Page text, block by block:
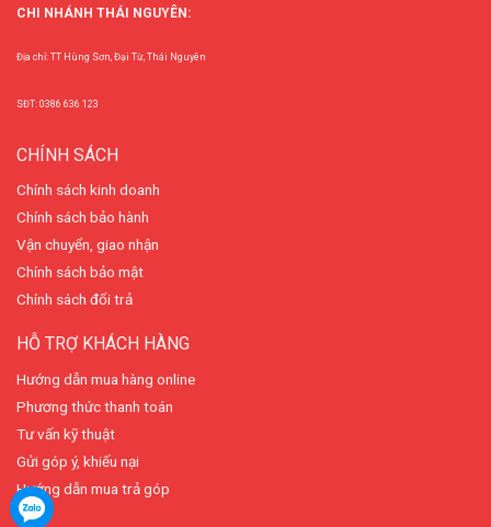
CHI NHÁNH THÁI NGUYÊN:
Địa chỉ: TT Hùng Sơn, Đại Từ, Thái Nguyên
SĐT: 0386 636 123
CHÍNH SÁCH
Chính sách kinh doanh
Chính sách bảo hành
Vận chuyển, giao nhận
Chính sách bảo mật
Chính sách đổi trả
HỖ TRỢ KHÁCH HÀNG
Hướng dẫn mua hàng online
Phương thức thanh toán
Tư vấn kỹ thuật
Gửi góp ý, khiếu nại
Hướng dẫn mua trả góp